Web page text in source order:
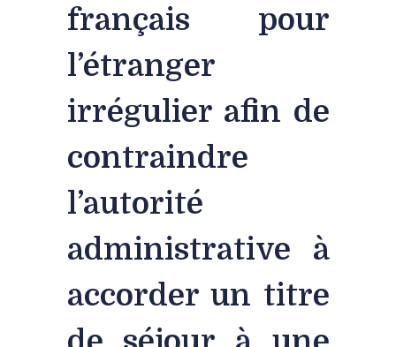
français pour
l’étranger
irrégulier afin de
contraindre
l’autorité
administrative à
accorder un titre